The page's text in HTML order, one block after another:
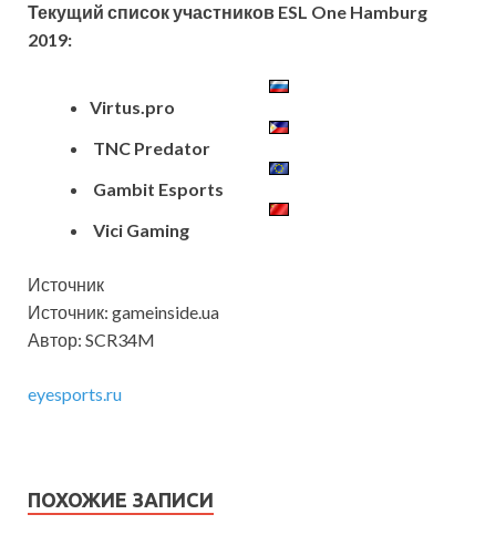
Текущий список участников ESL One Hamburg
2019:
Virtus.pro
TNC Predator
Gambit Esports
Vici Gaming
Источник
Источник: gameinside.ua
Автор: SCR34M
eyesports.ru
ПОХОЖИЕ ЗАПИСИ